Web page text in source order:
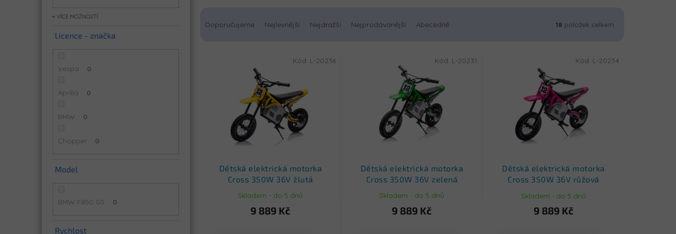
MOŽNOSTÍ
Licence - značka
Vespa 0
Aprilia 0
BMW 0
Chopper 0
Model
BMW F850 GS 0
Rychlost
Doporučujeme Nejlevnější Nejdražší Nejprodávanější Abecedně 18 položek celkem
Dětská elektrická motorka
Cross 350W 36V žlutá
Skladem - do 5 dnů
9 889 Kč
Kód: L-20236
Dětská elektrická motorka
Cross 350W 36V zelená
Skladem - do 5 dnů
9 889 Kč
Kód: L-20231
Dětská elektrická motorka
Cross 350W 36V růžová
Skladem - do 5 dnů
9 889 Kč
Kód: L-20234